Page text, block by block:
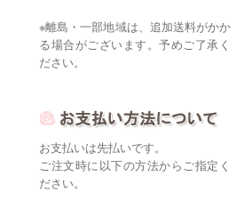
※離島・一部地域は、追加送料がかか
る場合がございます。予めご了承く
ださい。
お支払いは先払いです。
ご注文時に以下の方法からご指定く
ださい。